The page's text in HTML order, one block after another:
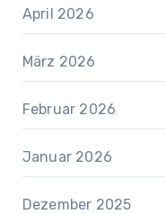
April 2026
März 2026
Februar 2026
Januar 2026
Dezember 2025